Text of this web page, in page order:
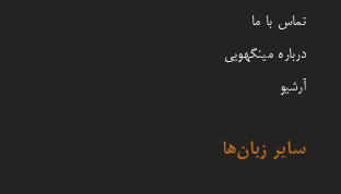
تماس با ما
درباره مینگهویی
آرشیو
سایر زبان‌ها